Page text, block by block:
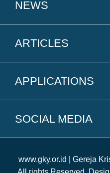
NEWS
ARTICLES
APPLICATIONS
SOCIAL MEDIA
www.gky.or.id | Gereja